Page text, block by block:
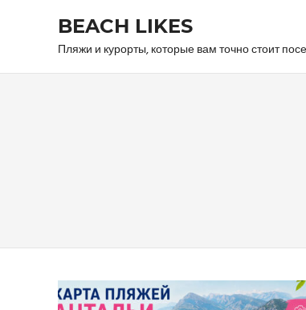
BEACH LIKES
Пляжи и курорты, которые вам точно стоит